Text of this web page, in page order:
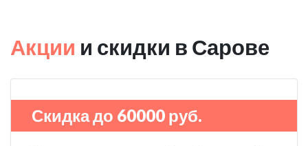
Акции и скидки в Сарове
Скидка до 60000 руб.